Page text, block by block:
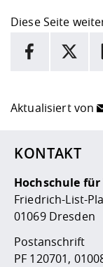
Diese Seite
Facebook
X
Aktualisiert von
KONTAKT
Hochschule
Friedrich-List-
01069 Dresden
Postanschrift
PF 120701,